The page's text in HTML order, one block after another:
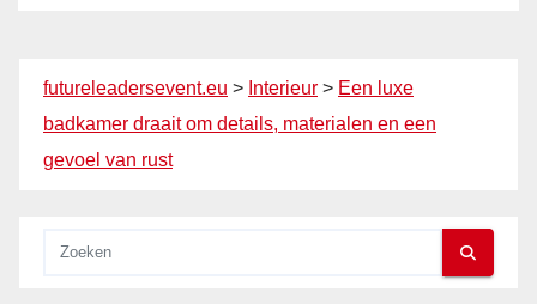
futureleadersevent.eu > Interieur > Een luxe
badkamer draait om details, materialen en een
gevoel van rust